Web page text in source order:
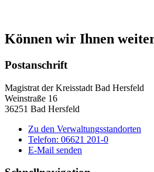
Können wir Ihnen
Postanschrift
Magistrat der Kreisstadt Bad Hersfeld
Weinstraße 16
36251 Bad Hersfeld
Zu den Verwaltungsstandorten
Telefon: 06621 201-0
E-Mail senden